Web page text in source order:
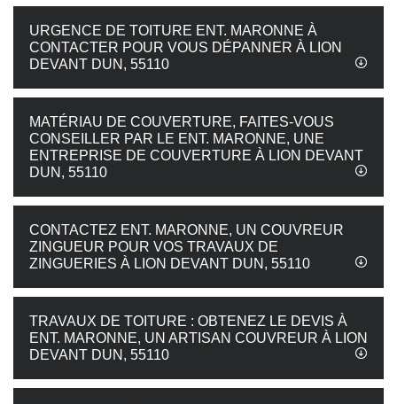
URGENCE DE TOITURE ENT. MARONNE À
CONTACTER POUR VOUS DÉPANNER À LION
DEVANT DUN, 55110
MATÉRIAU DE COUVERTURE, FAITES-VOUS
CONSEILLER PAR LE ENT. MARONNE, UNE
ENTREPRISE DE COUVERTURE À LION DEVANT
DUN, 55110
CONTACTEZ ENT. MARONNE, UN COUVREUR
ZINGUEUR POUR VOS TRAVAUX DE
ZINGUERIES À LION DEVANT DUN, 55110
TRAVAUX DE TOITURE : OBTENEZ LE DEVIS À
ENT. MARONNE, UN ARTISAN COUVREUR À LION
DEVANT DUN, 55110